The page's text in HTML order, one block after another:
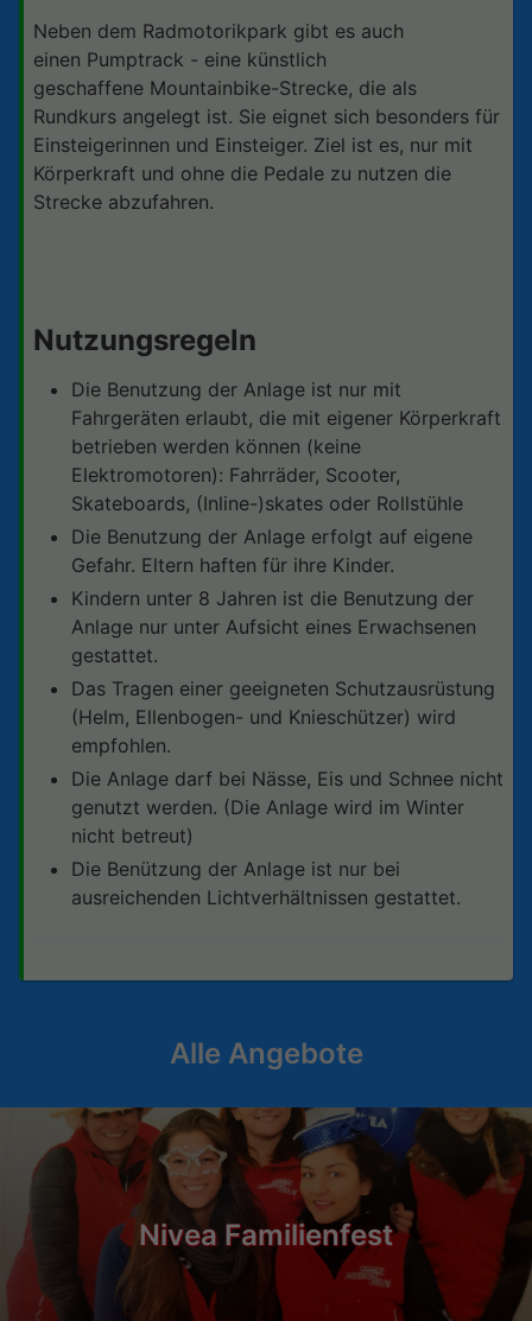
Neben dem Radmotorikpark gibt es auch
einen Pumptrack - eine künstlich
geschaffene Mountainbike-Strecke, die als
Rundkurs angelegt ist. Sie eignet sich besonders für
Einsteigerinnen und Einsteiger. Ziel ist es, nur mit
Körperkraft und ohne die Pedale zu nutzen die
Strecke abzufahren.
Nutzungsregeln
Die Benutzung der Anlage ist nur mit
Fahrgeräten erlaubt, die mit eigener Körperkraft
betrieben werden können (keine
Elektromotoren): Fahrräder, Scooter,
Skateboards, (Inline-)skates oder Rollstühle
Die Benutzung der Anlage erfolgt auf eigene
Gefahr. Eltern haften für ihre Kinder.
Kindern unter 8 Jahren ist die Benutzung der
Anlage nur unter Aufsicht eines Erwachsenen
gestattet.
Das Tragen einer geeigneten Schutzausrüstung
(Helm, Ellenbogen- und Knieschützer) wird
empfohlen.
Die Anlage darf bei Nässe, Eis und Schnee nicht
genutzt werden. (Die Anlage wird im Winter
nicht betreut)
Die Benützung der Anlage ist nur bei
ausreichenden Lichtverhältnissen gestattet.
Alle Angebote
Nivea Familienfest